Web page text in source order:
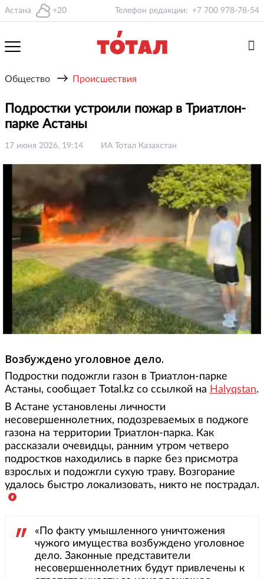
Астана +20 Телефон редакции: +7 700 978-78-54
Общество → Происшествия
Подростки устроили пожар в Триатлон-
парке Астаны
17 июня 2026, 19:14 ИА Тотал Казахстан
Возбуждено уголовное дело.
Подростки подожгли газон в Триатлон-парке
Астаны, сообщает Total.kz со ссылкой на Halyqstan.
В Астане установлены личности
несовершеннолетних, подозреваемых в поджоге
газона на территории Триатлон-парка. Как
рассказали очевидцы, ранним утром четверо
подростков находились в парке без присмотра
взрослых и подожгли сухую траву. Возгорание
удалось быстро локализовать, никто не пострадал.
«По факту умышленного уничтожения
чужого имущества возбуждено уголовное
дело. Законные представители
несовершеннолетних будут привлечены к